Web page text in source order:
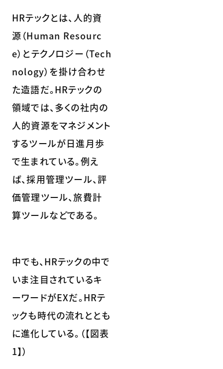
HRテックとは、人的資
源（Human Resourc
e）とテクノロジー（Tech
nology）を掛け合わせ
た造語だ。HRテックの
領域では、多くの社内の
人的資源をマネジメント
するツールが日進月歩
で生まれている。例え
ば、採用管理ツール、評
価管理ツール、旅費計
算ツールなどである。
中でも、HRテックの中で
いま注目されているキ
ーワードがEXだ。HRテ
ックも時代の流れととも
に進化している。（【図表
1】）